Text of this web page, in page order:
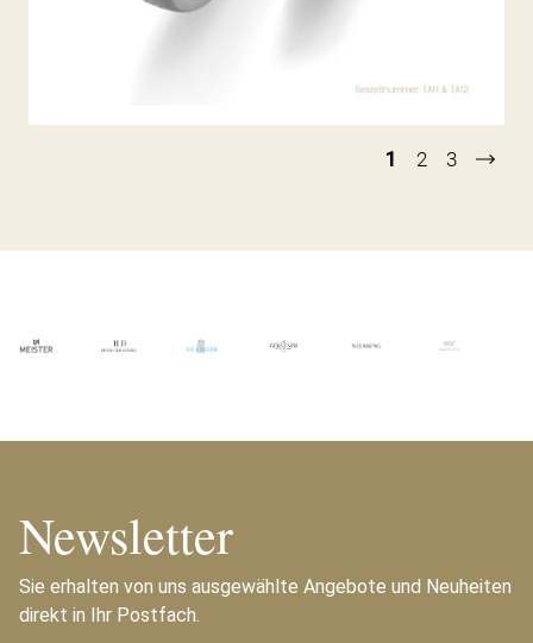
1 2 3
Newsletter
Sie erhalten von uns ausgewählte Angebote und Neuheiten
direkt in Ihr Postfach.